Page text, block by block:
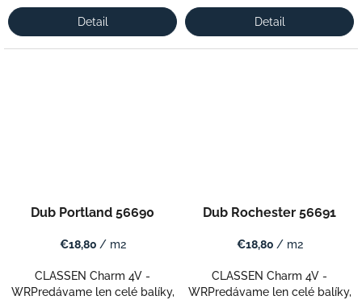
Detail Detail
Dub Portland 56690
€18,80 / m2
CLASSEN Charm 4V -
WRPredávame len celé balíky,
Dub Rochester 56691
€18,80 / m2
CLASSEN Charm 4V -
WRPredávame len celé balíky,